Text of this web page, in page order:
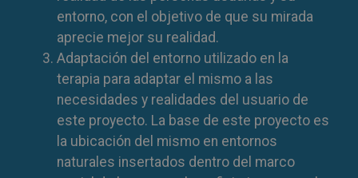
entorno, con el objetivo de que su mirada
aprecie mejor su realidad.
Adaptación del entorno utilizado en la
terapia para adaptar el mismo a las
necesidades y realidades del usuario de
este proyecto. La base de este proyecto es
la ubicación del mismo en entornos
naturales insertados dentro del marco